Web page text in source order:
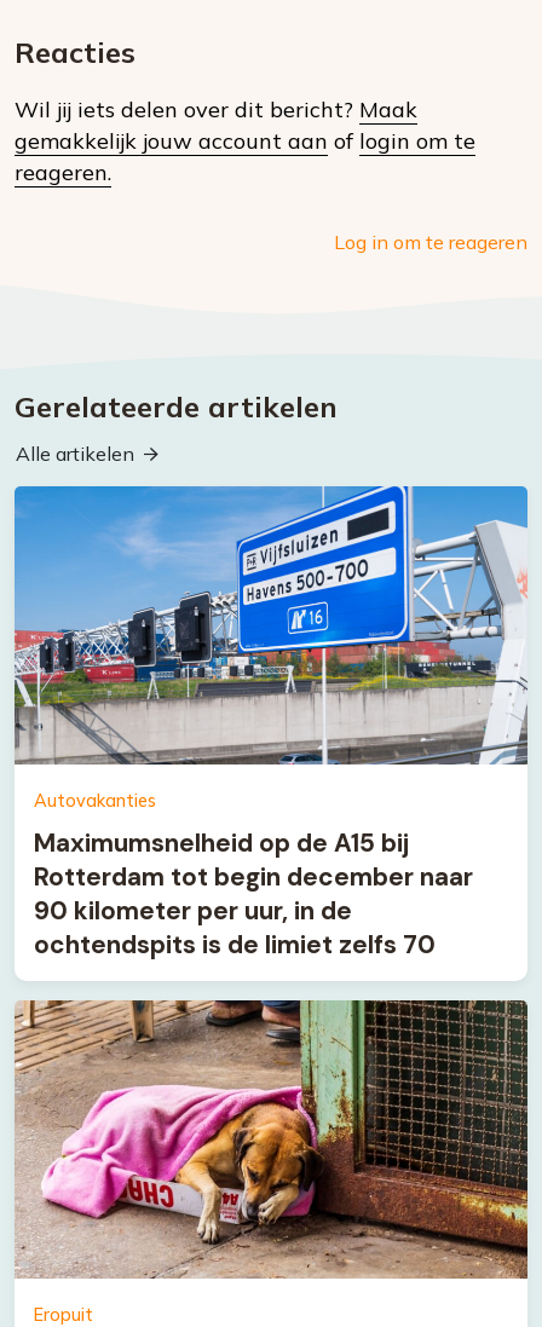
social
Reacties
Wil jij iets delen over dit bericht? Maak
gemakkelijk jouw account aan of login om te
reageren.
Log in om te reageren
Gerelateerde artikelen
Alle artikelen
Autovakanties
Maximumsnelheid op de A15 bij
Rotterdam tot begin december naar
90 kilometer per uur, in de
ochtendspits is de limiet zelfs 70
Eropuit